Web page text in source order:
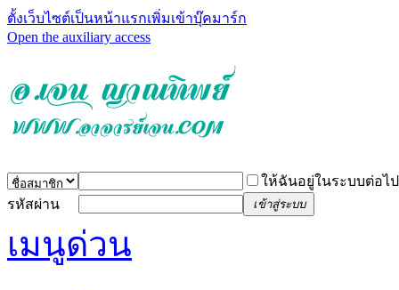
ตั้งเว็บไซต์เป็นหน้าแรกเพิ่มเข้าบุ๊คมาร์ก
Open the auxiliary access
ให้ฉันอยู่ในระบบต่อไป
รหัสผ่าน
เข้าสู่ระบบ
เมนูด่วน